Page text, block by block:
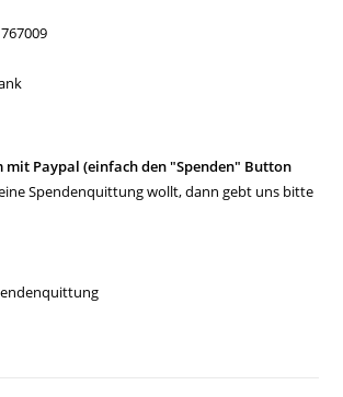
mit Paypal (einfach den "Spenden" Button
Spendenquittung wollt, dann gebt uns bitte